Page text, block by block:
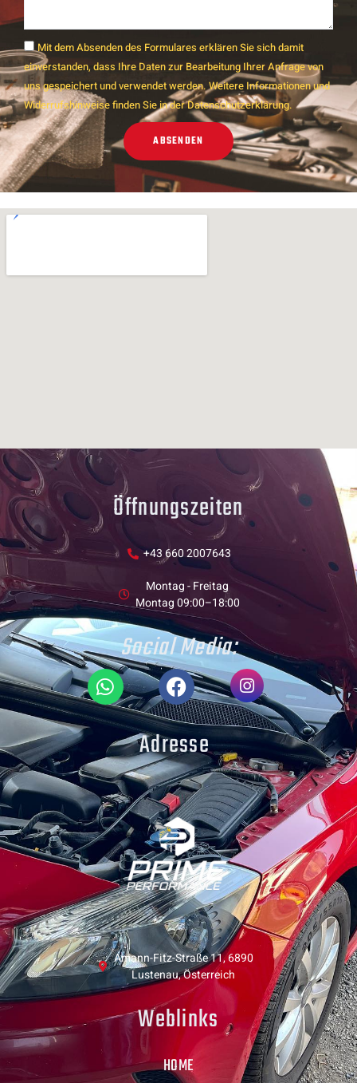
Mit dem Absenden des Formulares erklären Sie sich damit
einverstanden, dass Ihre Daten zur Bearbeitung Ihrer Anfrage von
uns gespeichert und verwendet werden. Weitere Informationen und
Widerrufshinweise finden Sie in der Datenschutzerklärung.
ABSENDEN
Öffnungszeiten
+43 660 2007643
Montag - Freitag
Montag 09:00–18:00
Social Media:
Adresse
Amann-Fitz-Straße 11, 6890
Lustenau, Österreich
Weblinks
HOME